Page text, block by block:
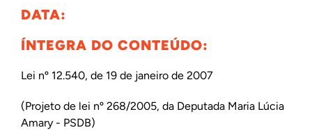
DATA:
ÍNTEGRA DO CONTEÚDO:
Lei nº 12.540, de 19 de janeiro de 2007
(Projeto de lei nº 268/2005, da Deputada Maria Lúcia
Amary - PSDB)